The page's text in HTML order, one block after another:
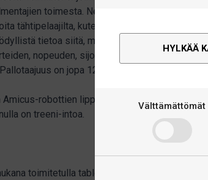
HYLKÄÄ
Välttämättömät
toimesta. Ne ovat vain napin
tähtipelaajilta, kuten Timo Bollilta, jotka
tietoa siitä, miten hän itse käyttää
nopeuden, sijoittelun ja palloradan
on jopa 120 palloa minuutissa.
robottien lippulaiva ja väsymätön
on treeni-intoa.
toimitetulla tabletilla tai omalla tabletilla/